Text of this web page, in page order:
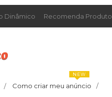
Dinâmico Recomenda Produto
/ Como criar meu anúncio /
NEW